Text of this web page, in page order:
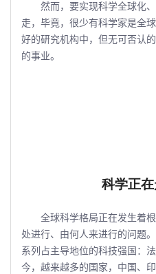
然而，要实现科学全球化、
走，毕竟，很少有科学家是全
好的研究机构中，但无可否认
的事业。
科学正
全球科学格局正在发生着根
处进行、由何人来进行的问题
系列占主导地位的科技强国：
今，越来越多的国家，中国、